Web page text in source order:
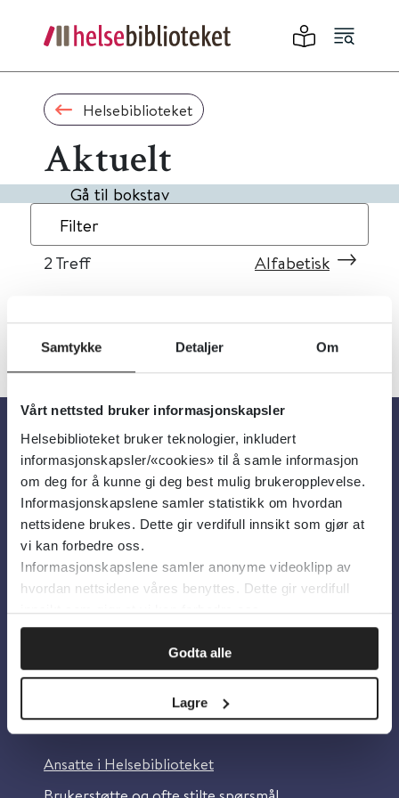
Samtykke Detaljer Om
Vårt nettsted bruker informasjonskapsler
Helsebiblioteket bruker teknologier, inkludert
informasjonskapsler/«cookies» til å samle informasjon
om deg for å kunne gi deg best mulig brukeropplevelse.
Informasjonskapslene samler statistikk om hvordan
nettsidene brukes. Dette gir verdifull innsikt som gjør at
vi kan forbedre oss.
Informasjonskapslene samler anonyme videoklipp av
hvordan nettsidene våres benyttes. Dette gir verdifull
innsikt som gjør at vi kan forbedre oss.
Godta alle
Lagre
Helsebiblioteket
Aktuelt
Gå til bokstav
Filter
2 Treff Alfabetisk
Om oss
Om Helsebiblioteket
Personvern og informasjonskapsler
Tilgjengelighetserklæring
Information in English
Ansatte i Helsebiblioteket